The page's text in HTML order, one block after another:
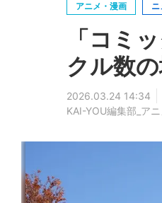
アニメ・漫画 ニ
「コミ
クル数
2026.03.24 14:34
KAI-YOU編集部_ア